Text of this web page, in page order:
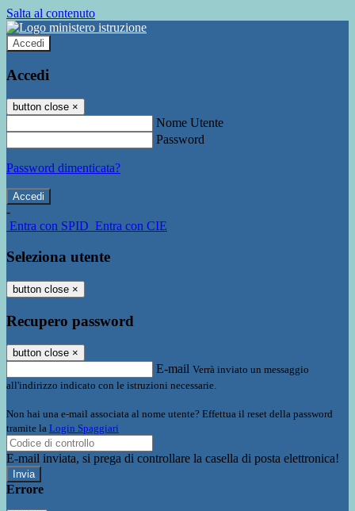
Salta al contenuto
Accedi
Accedi
button close ×
Nome Utente
Password
Password dimenticata?
-
Entra con SPID Entra con CIE
Seleziona utente
button close ×
Recupero password
button close ×
E-mail Verrà inviato un messaggio
all'indirizzo indicato con le istruzioni necessarie.
Non hai una e-mail associata al nome utente? Effettua il reset della password
tramite la Login Spaggiari
E-mail inviata, si prega di controllare la casella di posta elettronica!
Errore